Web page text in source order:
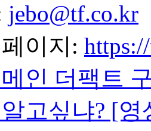
jebo@tf.co.kr
이지:
인 더팩트
고싶냐? [